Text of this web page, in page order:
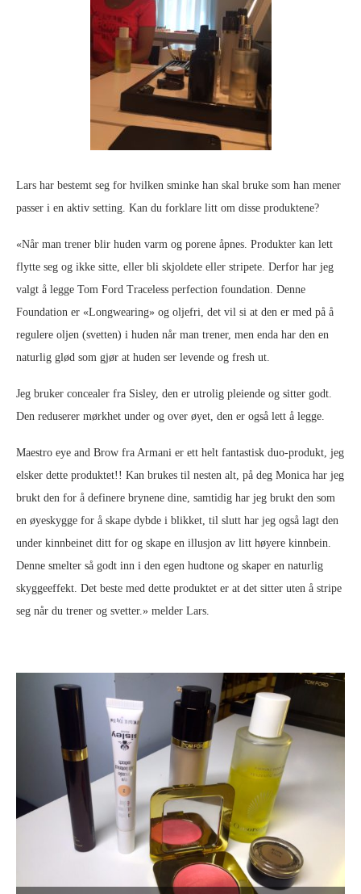
Lars har bestemt seg for hvilken sminke han skal bruke som han mener
passer i en aktiv setting. Kan du forklare litt om disse produktene?
«Når man trener blir huden varm og porene åpnes. Produkter kan lett
flytte seg og ikke sitte, eller bli skjoldete eller stripete. Derfor har jeg
valgt å legge Tom Ford Traceless perfection foundation. Denne
Foundation er «Longwearing» og oljefri, det vil si at den er med på å
regulere oljen (svetten) i huden når man trener, men enda har den en
naturlig glød som gjør at huden ser levende og fresh ut.
Jeg bruker concealer fra Sisley, den er utrolig pleiende og sitter godt.
Den reduserer mørkhet under og over øyet, den er også lett å legge.
Maestro eye and Brow fra Armani er ett helt fantastisk duo-produkt, jeg
elsker dette produktet!! Kan brukes til nesten alt, på deg Monica har jeg
brukt den for å definere brynene dine, samtidig har jeg brukt den som
en øyeskygge for å skape dybde i blikket, til slutt har jeg også lagt den
under kinnbeinet ditt for og skape en illusjon av litt høyere kinnbein.
Denne smelter så godt inn i den egen hudtone og skaper en naturlig
skyggeeffekt. Det beste med dette produktet er at det sitter uten å stripe
seg når du trener og svetter.» melder Lars.